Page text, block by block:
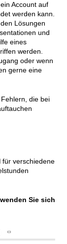
Account auf
werden kann.
Lösungen
und
eines
werden.
oder wenn
gerne eine
die bei
für verschiedene
Sie sich